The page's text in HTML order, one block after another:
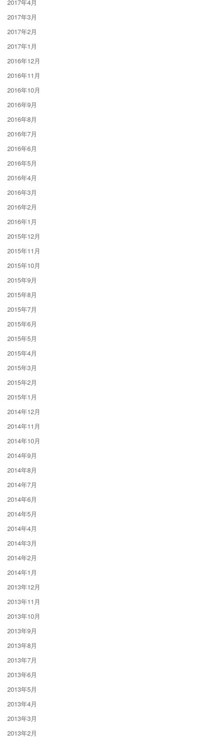
2017年4月
2017年3月
2017年2月
2017年1月
2016年12月
2016年11月
2016年10月
2016年9月
2016年8月
2016年7月
2016年6月
2016年5月
2016年4月
2016年3月
2016年2月
2016年1月
2015年12月
2015年11月
2015年10月
2015年9月
2015年8月
2015年7月
2015年6月
2015年5月
2015年4月
2015年3月
2015年2月
2015年1月
2014年12月
2014年11月
2014年10月
2014年9月
2014年8月
2014年7月
2014年6月
2014年5月
2014年4月
2014年3月
2014年2月
2014年1月
2013年12月
2013年11月
2013年10月
2013年9月
2013年8月
2013年7月
2013年6月
2013年5月
2013年4月
2013年3月
2013年2月